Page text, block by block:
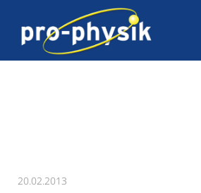
20.02.2013